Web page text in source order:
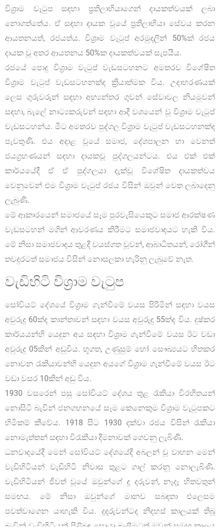
විශ්‍රාම වැටුප සඳහා ප්‍රතිලාභියාගෙන් දායකත්වයක් ලබා
නොගත්තේය. ඒ සඳහා දායක වූයේ ප්‍රතිලාභියා සේවය කරන
ආයතනයත්, රජයත්ය. විශ්‍රාම වැටුප් අරමුදලින් 50%ක් රජය
දායක වූ අතර ආයතනය 50%ක දායකත්වයක් සැපයීය.
රජයේ පොදු විශ්‍රාම වැටුප් වැඩසටහනට අමතරව විශේෂිත
විශ්‍රාම වැටුප් වැඩසටහනක්ද ක්‍රියාත්මක විය. උදාහරණයක්
ලෙස ගුරුවරුන් සඳහා අභ්‍යන්තර ගුවන් සේවාවල නියමුවන්
සඳහා, බැලේ නාට්‍යකරුවන් සඳහා ආදී වශයෙන් වූ විශ්‍රාම වැටුප්
වැඩසටහන්ය. මීට අමතරව පුද්ගල විශ්‍රාම වැටුප් වැඩසටහනක්ද
පැවතුණි. එය අදාළ වූයේ සමාජ, දේශපාලන හා වෙනත්
ජයග්‍රහණයන් සඳහා දායකවූ පුද්ගලයන්ටය. එය එක් එක්
කාර්යයේදී ඒ ඒ පුද්ගලයා දැක්වූ විශේෂිත දායකත්වය
වෙනුවෙන් එම විශ්‍රාම වැටුප් රජය විසින් ඔවුන් වෙත ලබාදෙනු
ලැබුණි.
මේ ආකාරයෙන් සමාජයේ සෑම පුරවැසියෙකුට සමාජ ආරක්ෂණ
වැඩසටහන් මගින් ආවරණය කිරීමට සමාජවාදයට හැකි විය.
මේ නිසා සමාජවාදය තුළදී වයස්ගත වූවන්, ආබාධිතයන්, රෝගීන්
තවදුරටත් සමාජය විසින් නොසලකා හැරිනු ලැබුවේ නැත.
වැඩිහිටි විශ්‍රාම වැටුප
සෝවියට් දේශයේ විශ්‍රාම ගැන්වීමේ වයස පිරිමින් සඳහා වයස
අවුරුදු 60ක්ද කාන්තාවන් සඳහා වයස අවුරුදු 55ක්ද විය. දුෂ්කර
කාර්යයන්හි යෙදුන අය සඳහා විශ්‍රාම ගැන්වීමේ වයස ඊට වඩා
අවුරුදු 05කින් අඩුවිය. භූගත, උණුසුම් හෝ සෞඛ්‍යයට හිතකර
නොවන රැකියාවන්හි යෙදුන අයගේ විශ්‍රාම ගැන්වීමේ වයස ඊට
වඩා වසර 10කින් අඩු විය.
1930 වසරෙන් පසු සෝවියට් දේශය තුළ රැකියා විරහිතයන්
නොසිටි බැවින් ජනගහනයේ සෑම කෙනෙකුම විශ්‍රාම වැටුපකට
හිමිකම් කීවේය. 1918 සිට 1930 දක්වා රජය විසින් රැකියා
නොමැත්තන් සඳහා විරැකියා දීමනාවක් ගෙවනු ලැබිණි.
ධනවාදයේදී මෙන් සෝවියට් දේශයේදී අබලන් වූ වාහන මෙන්
වැඩිහිටියන් වැඩිහිටි නිවාස තුළට ගාල් කරනු නොලැබිණි.
වැඩිහිටියන් ජීවත් වූයේ ඔවුන්ගේ දූ දරුවන්, නෑදෑ හිතවතුන්
සමඟය. මේ නිසා ඔවුන්ගේ මානව සබඳතා එලෙසම
පවත්වාගෙන යාහැකි විය. දූදරුවන්ටද නිදහස් කාලයක් තිබූ